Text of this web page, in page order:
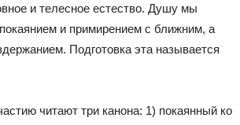
и телесное естество. Душу мы
и примирением с ближним, а
Подготовка эта называется
читают три канона: 1) покаянный ко